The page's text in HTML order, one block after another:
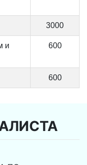
3000
и
600
600